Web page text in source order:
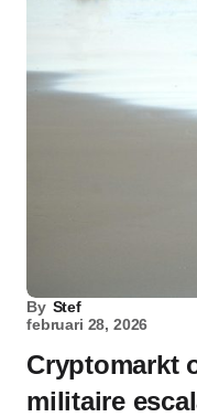
By Stef
februari 28, 2026
Cryptomarkt
militaire